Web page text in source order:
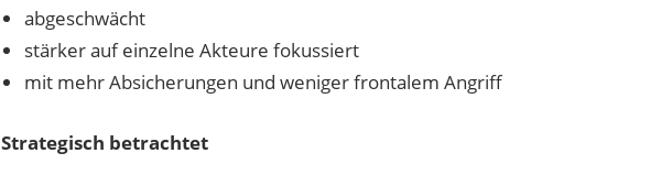
abgeschwächt
stärker auf einzelne Akteure fokussiert
mit mehr Absicherungen und weniger frontalem Angriff
Strategisch betrachtet